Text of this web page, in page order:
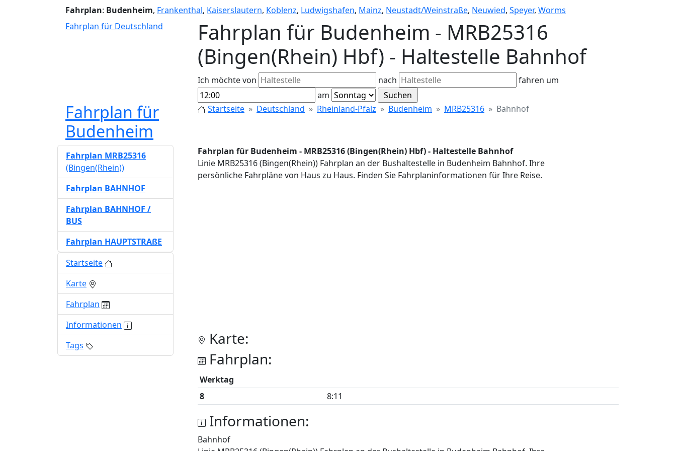
Fahrplan: Budenheim, Frankenthal, Kaiserslautern, Koblenz, Ludwigshafen, Mainz, Neustadt/Weinstraße, Neuwied, Speyer, Worms
Fahrplan für Deutschland
Fahrplan für Budenheim - MRB25316
(Bingen(Rhein) Hbf) - Haltestelle Bahnhof
Ich möchte von nach
fahren um
am
Fahrplan für
Budenheim
Startseite Deutschland Rheinland-Pfalz Budenheim MRB25316 Bahnhof
Fahrplan für Budenheim - MRB25316 (Bingen(Rhein) Hbf) - Haltestelle Bahnhof
Linie MRB25316 (Bingen(Rhein)) Fahrplan an der Bushaltestelle in Budenheim Bahnhof. Ihre
persönliche Fahrpläne von Haus zu Haus. Finden Sie Fahrplaninformationen für Ihre Reise.
Karte:
Fahrplan:
Werktag
8
8:11
Informationen:
Bahnhof
Fahrplan MRB25316
(Bingen(Rhein))
Fahrplan BAHNHOF
Fahrplan BAHNHOF /
BUS
Fahrplan HAUPTSTRAßE
Startseite
Karte
Fahrplan
Informationen
Tags